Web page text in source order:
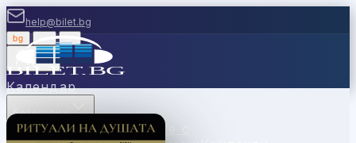
help@bilet.bg
bg |
Вход
Календар
Категории
МестаКасиПродавайте с